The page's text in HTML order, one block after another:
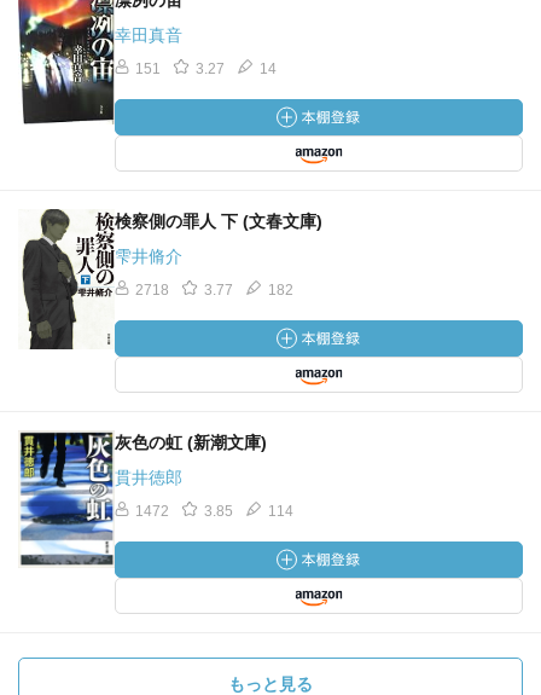
幸田真音
151 3.27 14
検察側の罪人 下 (文春文庫)
雫井脩介
2718 3.77 182
灰色の虹 (新潮文庫)
貫井徳郎
1472 3.85 114
もっと見る